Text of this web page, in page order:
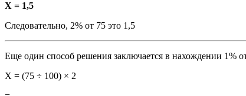
X = 1,5
Следовательно, 2% от 75 это 1,5
Еще один способ решения заключается в нахождении 1%
X = (75 ÷ 100) × 2